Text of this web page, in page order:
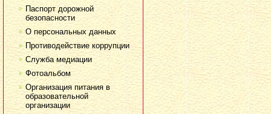
Паспорт дорожной
безопасности
О персональных данных
Противодействие коррупции
Служба медиации
Фотоальбом
Организация питания в
образовательной
организации